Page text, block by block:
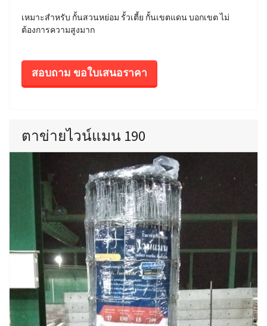
เหมาะสำหรับ กั้นสวนหย่อม รั้วเตี้ย กั้นเขตแดน บอกเขต ไม่
ต้องการความสูงมาก
สอบถาม ขอใบเสนอราคา
ตาข่ายไวน์แมน 190